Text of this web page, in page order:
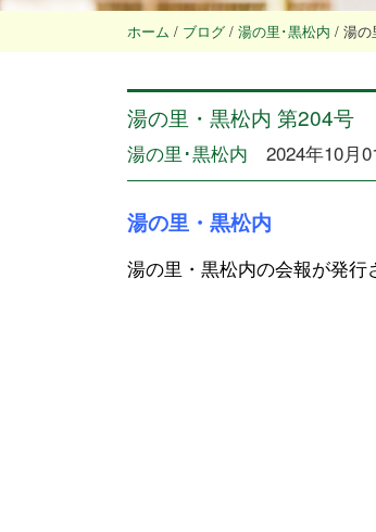
ホーム / ブログ / 湯の里･黒松内 / 湯の
湯の里・黒松内 第204号
湯の里･黒松内 2024年10月
湯の里・黒松内
湯の里・黒松内の会報が発行